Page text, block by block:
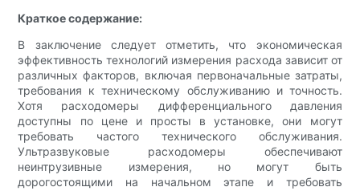
Краткое содержание:
В заключение следует отметить, что экономическая
эффективность технологий измерения расхода зависит от
различных факторов, включая первоначальные затраты,
требования к техническому обслуживанию и точность.
Хотя расходомеры дифференциального давления
доступны по цене и просты в установке, они могут
требовать частого технического обслуживания.
Ультразвуковые расходомеры обеспечивают
неинтрузивные измерения, но могут быть
дорогостоящими на начальном этапе и требовать